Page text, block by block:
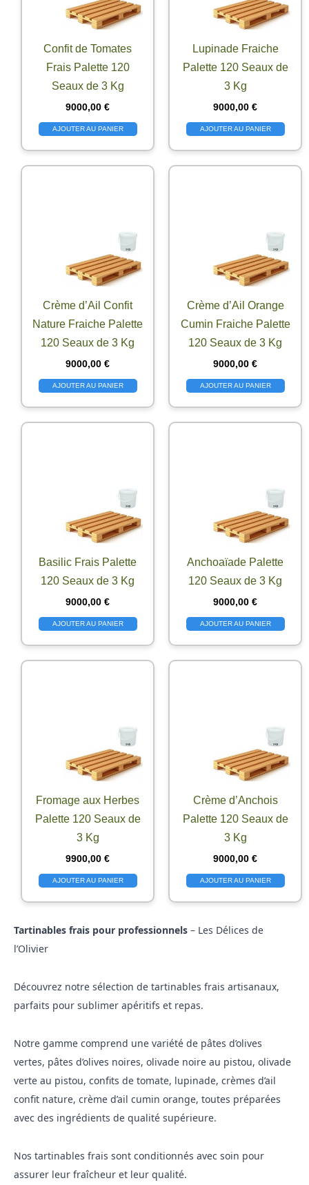
Confit de Tomates
Frais Palette 120
Seaux de 3 Kg
9000,00 €
AJOUTER AU PANIER
Lupinade Fraiche
Palette 120 Seaux de
3 Kg
9000,00 €
AJOUTER AU PANIER
Crème d’Ail Confit
Nature Fraiche Palette
120 Seaux de 3 Kg
9000,00 €
AJOUTER AU PANIER
Crème d’Ail Orange
Cumin Fraiche Palette
120 Seaux de 3 Kg
9000,00 €
AJOUTER AU PANIER
Basilic Frais Palette
120 Seaux de 3 Kg
9000,00 €
AJOUTER AU PANIER
Anchoaïade Palette
120 Seaux de 3 Kg
9000,00 €
AJOUTER AU PANIER
Fromage aux Herbes
Palette 120 Seaux de
3 Kg
9900,00 €
AJOUTER AU PANIER
Crème d’Anchois
Palette 120 Seaux de
3 Kg
9000,00 €
AJOUTER AU PANIER
Tartinables frais pour professionnels – Les Délices de
l’Olivier
Découvrez notre sélection de tartinables frais artisanaux,
parfaits pour sublimer apéritifs et repas.
Notre gamme comprend une variété de pâtes d’olives
vertes, pâtes d’olives noires, olivade noire au pistou, olivade
verte au pistou, confits de tomate, lupinade, crèmes d’ail
confit nature, crème d’ail cumin orange, toutes préparées
avec des ingrédients de qualité supérieure.
Nos tartinables frais sont conditionnés avec soin pour
assurer leur fraîcheur et leur qualité.